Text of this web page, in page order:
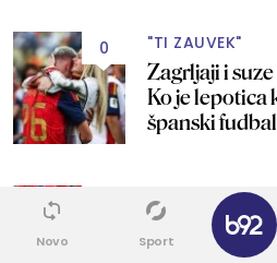
0 "TI ZAUVEK"
Zagrljaji i
Ko je lepotica
španski
A JOŠ JE I
Devojka
je postala
Novo Sport
✕